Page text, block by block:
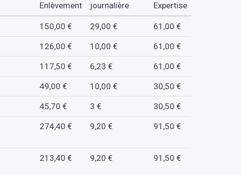
Enlèvement
journalière
Expertise
150,00 € 29,00 € 61,00 €
126,00 € 10,00 € 61,00 €
117,50 € 6,23 € 61,00 €
49,00 € 10,00 € 30,50 €
45,70 € 3 € 30,50 €
274,40 € 9,20 € 91,50 €
213,40 € 9,20 € 91,50 €